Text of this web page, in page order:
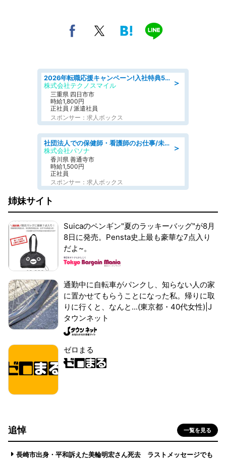
＞
2026年転職応援キャンペーン!入社特典58万円/デンソーで働こう!自動車工場で小型部品の検査業務 denso aichi
株式会社テクノスマイル
三重県 四日市市
時給1,800円
正社員 / 派遣社員
スポンサー：求人ボックス
＞
社団法人での保健師・看護師のお仕事/未経験OK/要資格:普通免許、保健師、正看護師
株式会社パソナ
香川県 善通寺市
時給1,500円
正社員
スポンサー：求人ボックス
姉妹サイト
Suicaのペンギン"夏のラッキーバッグ"が8月
8日に発売。Pensta史上最も豪華な7点入り
だよ~。
通勤中に自転車がパンクし、知らない人の家
に置かせてもらうことになった私。帰りに取
りに行くと、なんと...(東京都・40代女性)|J
タウンネット
ゼロまる
追悼 一覧を見る
長崎市出身・平和訴えた美輪明宏さん死去 ラストメッセージでも